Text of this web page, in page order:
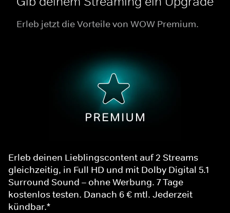
Erleb jetzt die Vorteile von WOW Premium.
Erleb deinen Lieblingscontent auf 2 Streams
gleichzeitig, in Full HD und mit Dolby Digital 5.1
Surround Sound – ohne Werbung. 7 Tage
kostenlos testen. Danach 6 € mtl. Jederzeit
kündbar.*